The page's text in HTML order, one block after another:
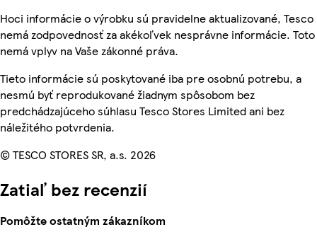
Hoci informácie o výrobku sú pravidelne aktualizované, Tesco
nemá zodpovednosť za akékoľvek nesprávne informácie. Toto
nemá vplyv na Vaše zákonné práva.
Tieto informácie sú poskytované iba pre osobnú potrebu, a
nesmú byť reprodukované žiadnym spôsobom bez
predchádzajúceho súhlasu Tesco Stores Limited ani bez
náležitého potvrdenia.
© TESCO STORES SR, a.s. 2026
Zatiaľ bez recenzií
Pomôžte ostatným zákazníkom